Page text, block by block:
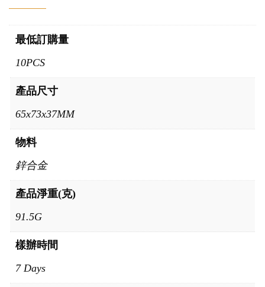
最低訂購量
10PCS
產品尺寸
65x73x37MM
物料
鋅合金
產品淨重(克)
91.5G
樣辦時間
7 Days